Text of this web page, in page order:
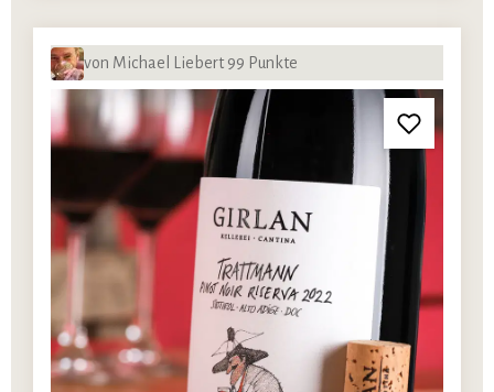
von Michael Liebert 99 Punkte